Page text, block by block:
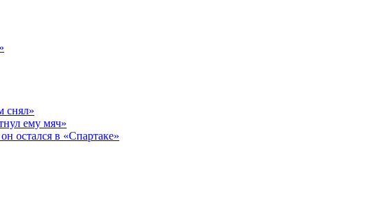
снял»
ему мяч»
остался в «Спартаке»